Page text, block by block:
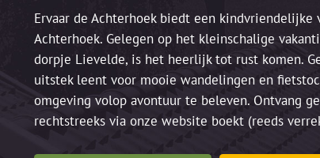
Ervaar de Achterhoek biedt een
Achterhoek. Gelegen op het kleinschalige
dorpje Lievelde, is het heerlijk tot rust komen.
uitstek leent voor mooie wandelingen en
omgeving volop avontuur te beleven. Ontvang
rechtstreeks via onze website boekt (reeds